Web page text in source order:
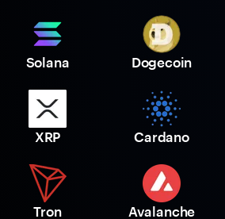
Solana Dogecoin
XRP Cardano
Tron Avalanche